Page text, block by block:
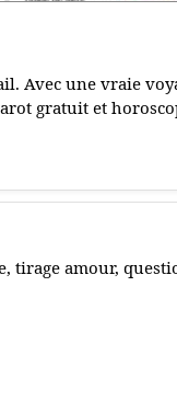
Avec une vraie
gratuit et
tirage amour,